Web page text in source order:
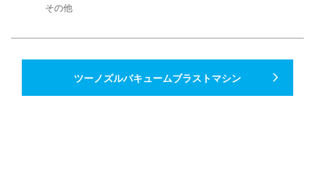
その他
ツーノズルバキュームブラストマシン navigate_next